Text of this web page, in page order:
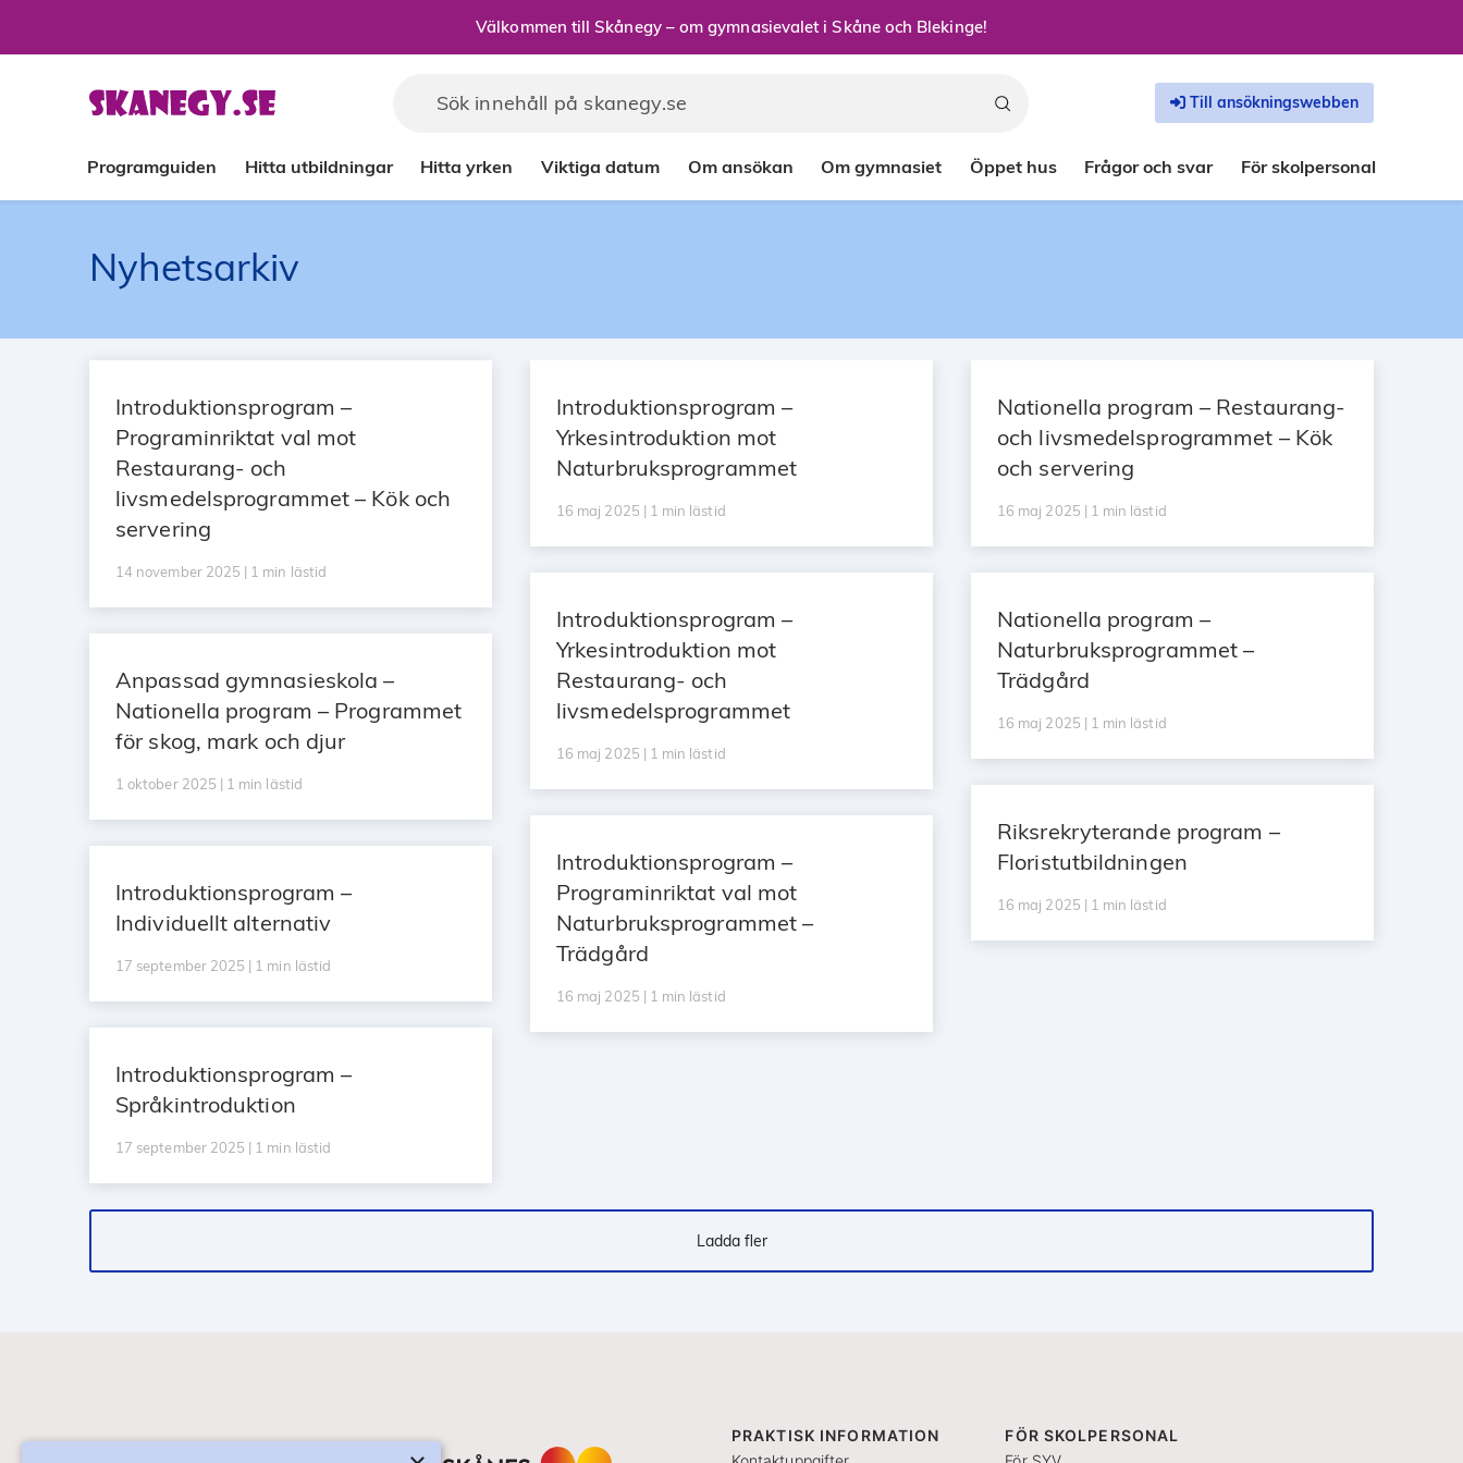
Välkommen till Skånegy – om gymnasievalet i Skåne och Blekinge!
Programguiden Hitta utbildningar Hitta yrken Viktiga datum Om ansökan Om gymnasiet Öppet hus Frågor och svar För skolpersonal
Till ansökningswebben
Nyhetsarkiv
Introduktionsprogram –
Programinriktat val mot
Restaurang- och
livsmedelsprogrammet – Kök och
servering
14 november 2025 | 1 min lästid
Anpassad gymnasieskola –
Nationella program – Programmet
för skog, mark och djur
1 oktober 2025 | 1 min lästid
Introduktionsprogram –
Individuellt alternativ
17 september 2025 | 1 min lästid
Introduktionsprogram –
Språkintroduktion
17 september 2025 | 1 min lästid
Introduktionsprogram –
Yrkesintroduktion mot
Naturbruksprogrammet
16 maj 2025 | 1 min lästid
Introduktionsprogram –
Yrkesintroduktion mot
Restaurang- och
livsmedelsprogrammet
16 maj 2025 | 1 min lästid
Introduktionsprogram –
Programinriktat val mot
Naturbruksprogrammet –
Trädgård
16 maj 2025 | 1 min lästid
Nationella program – Restaurang-
och livsmedelsprogrammet – Kök
och servering
16 maj 2025 | 1 min lästid
Nationella program –
Naturbruksprogrammet –
Trädgård
16 maj 2025 | 1 min lästid
Riksrekryterande program –
Floristutbildningen
16 maj 2025 | 1 min lästid
Ladda fler
PRAKTISK INFORMATION
FÖR SKOLPERSONAL